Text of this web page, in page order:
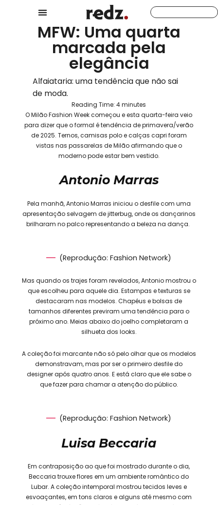
MFW: Uma quarta
marcada pela
elegância
Alfaiataria: uma tendência que não sai
de moda.
Reading Time:4 minutes
O Milão Fashion Week começou e esta quarta-feira veio
para dizer que o formal é tendência de primavera/verão
de 2025. Ternos, camisas polo e calças capri foram
vistas nas passarelas de Milão afirmando que o
moderno pode estar bem vestido.
Antonio Marras
Pela manhã, Antonio Marras iniciou o desfile com uma
apresentação selvagem de jitterbug, onde os dançarinos
brilharam no palco representando a beleza na dança.
(Reprodução: Fashion Network)
Mas quando os trajes foram revelados, Antonio mostrou o
que escolheu para aquele dia. Estampas e texturas se
destacaram nas modelos. Chapéus e bolsas de
tamanhos diferentes previram uma tendência para o
próximo ano. Meias abaixo do joelho completaram a
silhueta dos looks.
A coleção foi marcante não só pelo olhar que os modelos
demonstravam, mas por ser o primeiro desfile do
designer após quatro anos. E está claro que ele sabe o
que fazer para chamar a atenção do público.
(Reprodução: Fashion Network)
Luisa Beccaria
Em contraposição ao que foi mostrado durante o dia,
Beccaria trouxe flores em um ambiente romântico do
Lubar. A coleção intemporal mostrou tecidos leves e
esvoaçantes, em tons claros e alguns até mesmo com